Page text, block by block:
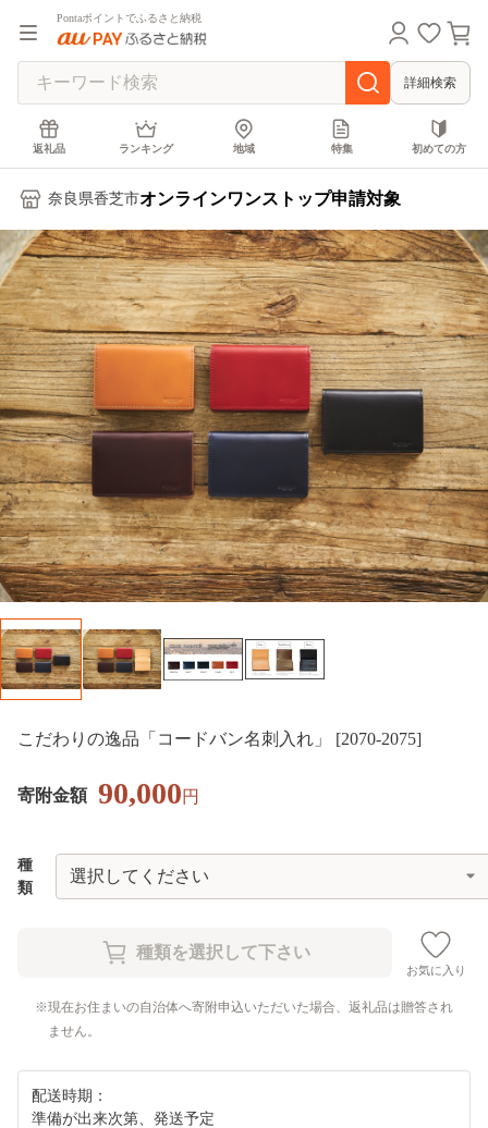
Pontaポイントでふるさと納税
詳細検索
返礼品 ランキング 地域 特集 初めての方
奈良県香芝市オンラインワンストップ申請対象
こだわりの逸品「コードバン名刺入れ」 [2070-2075]
寄附金額 90,000円
種
類
お気に入り
現在お住まいの自治体へ寄附申込いただいた場合、返礼品は贈答され
ません。
配送時期：
準備が出来次第、発送予定